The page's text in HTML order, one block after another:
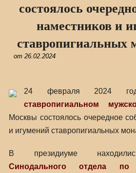
состоялось
наместников и
ставропигиальных
от 26.02.2024
24 февраля 2024
ставропигиальном
Москвы состоялось очередное
и игумений ставропигиальных
В президиуме
Синодального отдела